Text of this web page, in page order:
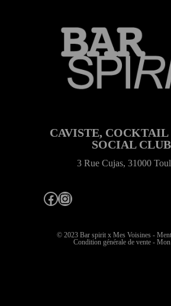
CAVISTE, COCKTAIL
SOCIAL
3 Rue Cujas, 31000
Facebook
Instagram
© 2023 Bar spirit x Mes Voisines -
Condition générale de vente- Mon